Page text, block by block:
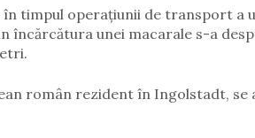
în timpul operațiunii de transport
încărcătura unei macarale s-a
român rezident în Ingolstadt, se